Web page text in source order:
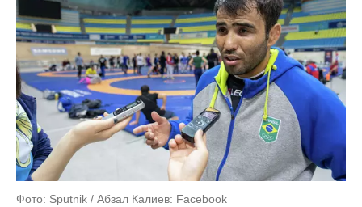
Фото: Sputnik / Абзал Калиев: Facebook